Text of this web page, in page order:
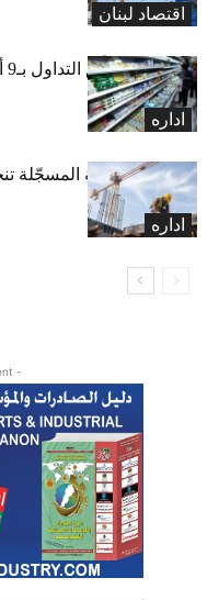
اقتصاد لبنان
اداره
واللبنة
اداره
أشهر
- Advertisement -